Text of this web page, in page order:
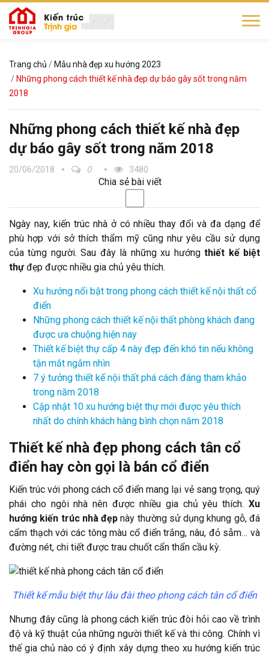
Trang chủ
Mẫu nhà đẹp xu hướng 2023
Những phong cách thiết kế nhà đẹp dự báo gây sốt trong năm
2018
Những phong cách thiết kế nhà đẹp
dự báo gây sốt trong năm 2018
20/06/2018 0 3480
Chia sẻ bài viết
Ngày nay, kiến trúc nhà ở có nhiều thay đổi và đa dạng để
phù hợp với sở thích thẩm mỹ cũng như yêu cầu sử dụng
của từng người. Sau đây là những xu hướngthiết kế biệt
thựđẹp được nhiều gia chủ yêu thích.
Xu hướng nổi bật trong phong cách thiết kế nội thất cổ
điển
Những phong cách thiết kế nội thất phòng khách đang
được ưa chuộng hiện nay
Thiết kế biệt thự cấp 4 này đẹp đến khó tin nếu không
tận mắt ngắm nhìn
7 ý tưởng thiết kế nội thất phá cách đáng tham khảo
trong năm 2018
Cập nhật 10 xu hướng biệt thự mới được yêu thích
nhất do chính khách hàng bình chọn năm 2018
Thiết kế nhà đẹp phong cách tân cổ
điển hay còn gọi là bán cổ điển
Kiến trúc với phong cách cổ điển mang lại vẻ sang trọng, quý
phái cho ngôi nhà nên được nhiều gia chủ yêu thích. Xu
hướng kiến trúc nhà đẹp này thường sử dụng khung gỗ, đá
cẩm thạch với các tông màu cổ điển trắng, nâu, đỏ sẫm… và
đường nét, chi tiết được trau chuốt cẩn thẩn cầu kỳ.
Thiết kế mẫu biệt thự lâu đài theo phong cách tân cổ điển
Nhưng đây cũng là phong cách kiến trúc đòi hỏi cao về trình
độ và kỹ thuật của những người thiết kế và thi công. Chính vì
thế gia chủ nào có ý định xây dựng theo xu hướng kiến trúc